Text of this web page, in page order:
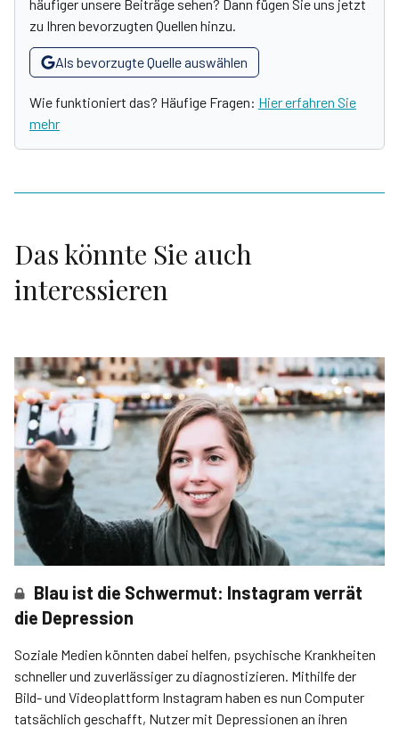
häufiger unsere Beiträge sehen? Dann fügen Sie uns jetzt
zu Ihren bevorzugten Quellen hinzu.
Als bevorzugte Quelle auswählen
Wie funktioniert das? Häufige Fragen: Hier erfahren Sie
mehr
Das könnte Sie auch
interessieren
Blau ist die Schwermut: Instagram verrät
die Depression
Soziale Medien könnten dabei helfen, psychische Krankheiten
schneller und zuverlässiger zu diagnostizieren. Mithilfe der
Bild- und Videoplattform Instagram haben es nun Computer
tatsächlich geschafft, Nutzer mit Depressionen an ihren